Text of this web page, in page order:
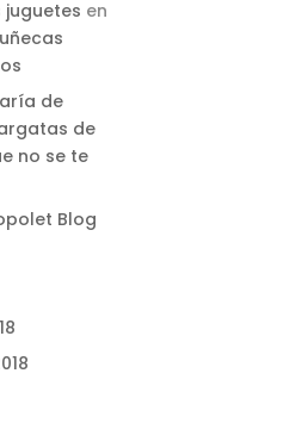
juguetes en
de
de
no se te
Blog